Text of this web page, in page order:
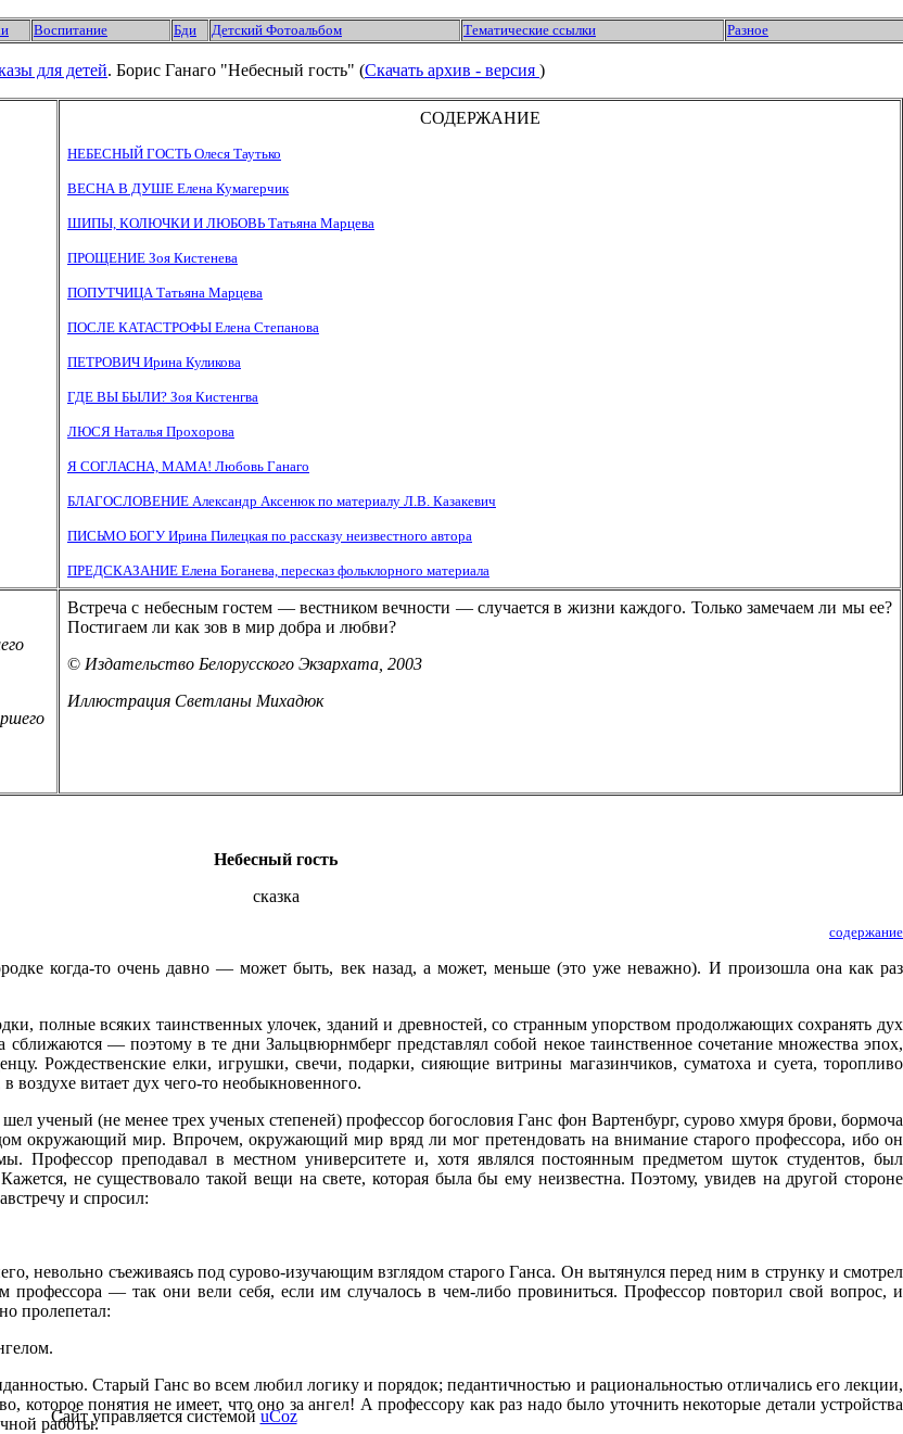
Воспитание Бди Детский Фотоальбом Тематические ссылки Разное
для детей. Борис Ганаго "Небесный гость" (Скачать архив - версия )
СОДЕРЖАНИЕ
НЕБЕСНЫЙ ГОСТЬ Олеся Таутько
ВЕСНА В ДУШЕ Елена Кумагерчик
ШИПЫ, КОЛЮЧКИ И ЛЮБОВЬ Татьяна Марцева
ПРОЩЕНИЕ Зоя Кистенева
ПОПУТЧИЦА Татьяна Марцева
ПОСЛЕ КАТАСТРОФЫ Елена Степанова
ПЕТРОВИЧ Ирина Куликова
ГДЕ ВЫ БЫЛИ? Зоя Кистенгва
ЛЮСЯ Наталья Прохорова
Я СОГЛАСНА, МАМА! Любовь Ганаго
БЛАГОСЛОВЕНИЕ Александр Аксенюк по материалу Л.В. Казакевич
ПИСЬМО БОГУ Ирина Пилецкая по рассказу неизвестного автора
ПРЕДСКАЗАНИЕ Елена Боганева, пересказ фольклорного материала
Встреча с небесным гостем — вестником вечности — случается в жизни каждого. Только замечаем ли мы ее?
Постигаем ли как зов в мир добра и любви?
© Издательство Белорусского Экзархата, 2003
Иллюстрация Светланы Михадюк
Небесный гость
сказка
содержание
когда-то очень давно — может быть, век назад, а может, меньше (это уже неважно). И произошла она как раз
полные всяких таинственных улочек, зданий и древностей, со странным упорством продолжающих сохранять дух
сближаются — поэтому в те дни Зальцвюрнмберг представлял собой некое таинственное сочетание множества эпох,
Рождественские елки, игрушки, свечи, подарки, сияющие витрины магазинчиков, суматоха и суета, торопливо
витает дух чего-то необыкновенного.
ученый (не менее трех ученых степеней) профессор богословия Ганс фон Вартенбург, сурово хмуря брови, бормоча
окружающий мир. Впрочем, окружающий мир вряд ли мог претендовать на внимание старого профессора, ибо он
Профессор преподавал в местном университете и, хотя являлся постоянным предметом шуток студентов, был
не существовало такой вещи на свете, которая была бы ему неизвестна. Поэтому, увидев на другой стороне
и спросил:
невольно съеживаясь под сурово-изучающим взглядом старого Ганса. Он вытянулся перед ним в струнку и смотрел
профессора — так они вели себя, если им случалось в чем-либо провиниться. Профессор повторил свой вопрос, и
пролепетал:
Старый Ганс во всем любил логику и порядок; педантичностью и рациональностью отличались его лекции,
которое понятия не имеет, что оно за ангел! А профессору как раз надо было уточнить некоторые детали устройства
работы.
Сайт управляется системойuCoz